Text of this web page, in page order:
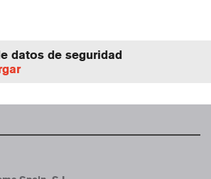
datos de seguridad